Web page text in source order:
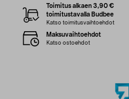
Toimitus alkaen 3,90 €
toimitustavalla Budbee
Katso toimitusvaihtoehdot
Maksuvaihtoehdot
Katso ostoehdot